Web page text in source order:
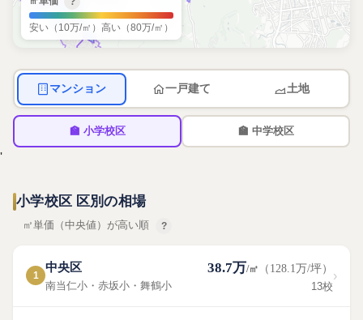
マンション 一戸建て 土地
🏫 小学校区 🏫 中学校区
'
小学校区 区別の相場
㎡単価（中央値）が高い順 ?
1
中央区
南当仁小・赤坂小・舞鶴小
38.7万/㎡ （128.1万/坪）
13校
›
安い（10万/㎡） 高い（80万/㎡）